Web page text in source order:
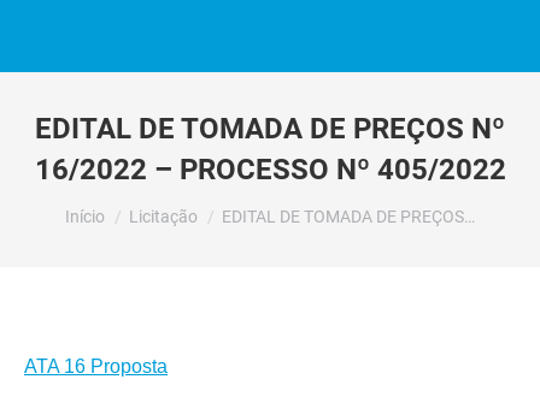
EDITAL DE TOMADA DE PREÇOS Nº
16/2022 – PROCESSO Nº 405/2022
Você está aqui:
Início Licitação EDITAL DE TOMADA DE PREÇOS…
ATA 16 Proposta